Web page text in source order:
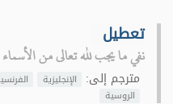
تعطيل
نفي ما يجب لله تعالى من
مترجم إلى: الإنجليزية
الروسية